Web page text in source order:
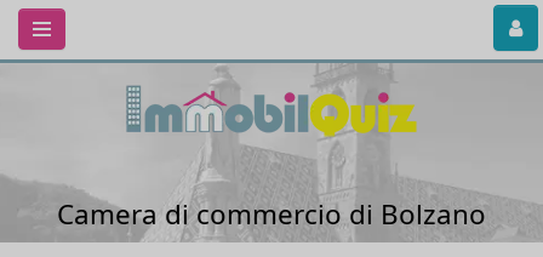
Camera di commercio di Bolzano